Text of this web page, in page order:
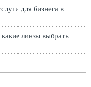
для бизнеса в
линзы выбрать